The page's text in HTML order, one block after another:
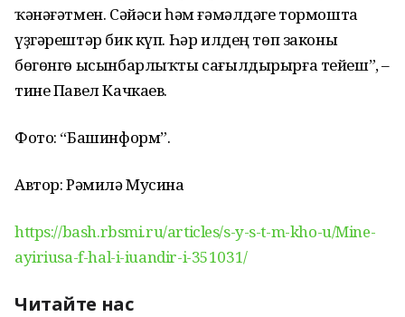
ҡәнәғәтмен. Сәйәси һәм ғәмәлдәге тормошта
үҙгәрештәр бик күп. Һәр илдең төп законы
бөгөнгө ысынбарлыҡты сағылдырырға тейеш”, –
тине Павел Качкаев.
Фото: “Башинформ”.
Автор: Рәмилә Мусина
https://bash.rbsmi.ru/articles/s-y-s-t-m-kho-u/Mine-
ayiriusa-f-hal-i-iuandir-i-351031/
Читайте нас